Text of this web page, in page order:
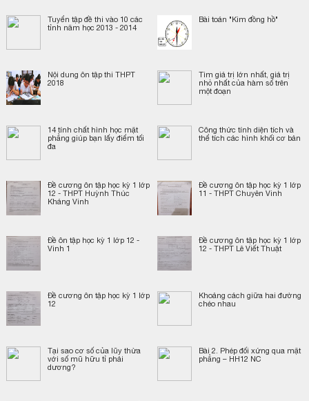
Tuyển tập đề thi vào 10 các
tỉnh năm học 2013 - 2014
Bài toán "Kim đồng hồ"
Nội dung ôn tập thi THPT
2018
Tìm giá trị lớn nhất, giá trị
nhỏ nhất của hàm số trên
một đoạn
14 tính chất hình học mặt
phẳng giúp bạn lấy điểm tối
đa
Công thức tính diện tích và
thể tích các hình khối cơ bản
Đề cương ôn tập học kỳ 1 lớp
12 - THPT Huỳnh Thúc
Kháng Vinh
Đề cương ôn tập học kỳ 1 lớp
11 - THPT Chuyên Vinh
Đề ôn tập học kỳ 1 lớp 12 -
Vinh 1
Đề cương ôn tập học kỳ 1 lớp
12 - THPT Lê Viết Thuật
Đề cương ôn tập học kỳ 1 lớp
12
Khoảng cách giữa hai đường
chéo nhau
Tại sao cơ số của lũy thừa
với số mũ hữu tỉ phải
dương?
Bài 2. Phép đối xứng qua mặt
phẳng – HH12 NC